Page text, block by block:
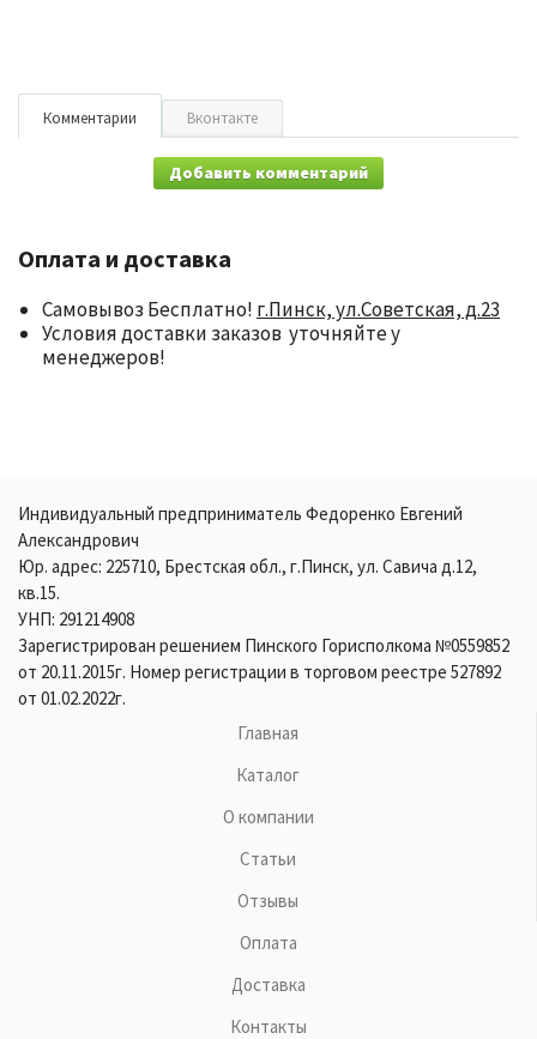
Комментарии Вконтакте
Добавить комментарий
Оплата и доставка
Самовывоз Бесплатно! г.Пинск, ул.Советская, д.23
Условия доставки заказов уточняйте у
менеджеров!
Индивидуальный предприниматель Федоренко Евгений
Александрович
Юр. адрес: 225710, Брестская обл., г.Пинск, ул. Савича д.12,
кв.15.
УНП: 291214908
Зарегистрирован решением Пинского Горисполкома №0559852
от 20.11.2015г. Номер регистрации в торговом реестре 527892
от 01.02.2022г.
Главная
Каталог
О компании
Статьи
Отзывы
Оплата
Доставка
Контакты